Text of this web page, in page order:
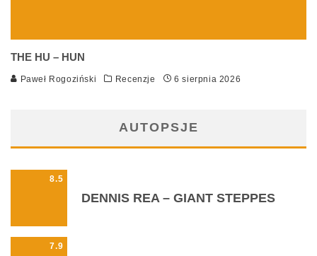
THE HU – HUN
Paweł Rogoziński Recenzje 6 sierpnia 2026
AUTOPSJE
8.5
DENNIS REA – GIANT STEPPES
7.9